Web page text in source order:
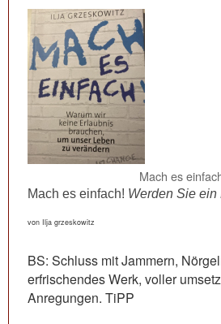
Mach es
Mach es einfach! Werden Sie ein
von Ilja grzeskowitz
BS: Schluss mit Jammern,
erfrischendes Werk, voller
Anregungen. TiPP